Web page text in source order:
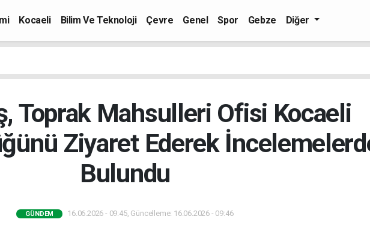
Kocaeli Bilim Ve Teknoloji Çevre Genel Spor Gebze Diğer
Toprak Mahsulleri Ofisi Kocaeli
Ziyaret Ederek
Bulundu
GÜNDEM 16.06.2026 - 09:45, Güncelleme: 16.06.2026 - 09:46